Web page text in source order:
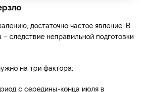
достаточно частое явление. В
следствие неправильной подготовки
на три фактора:
с середины-конца июля в